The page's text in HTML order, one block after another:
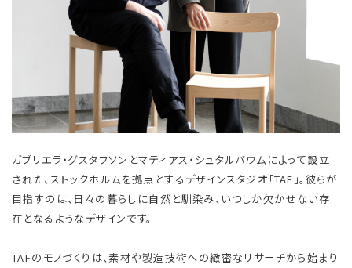
ガブリエラ・グスタフソンとマティアス・シュタルバウムによって設立
された、ストックホルムを拠点とするデザインスタジオ「TAF」。彼らが
目指すのは、日々の暮らしに自然と馴染み、いつしか欠かせない存
在となるようなデザインです。
TAFのモノづくりは、素材や製造技術への緻密なリサーチから始まり